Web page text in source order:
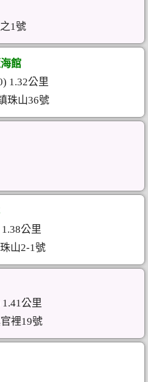
1號
館
1.32公里
珠山36號
公里
山2-1號
公里
裡19號